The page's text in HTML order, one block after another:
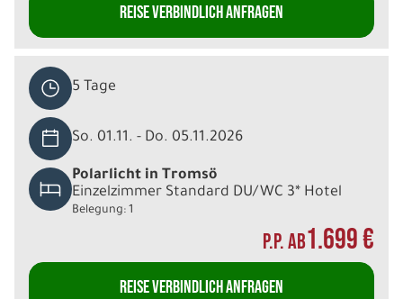
REISE VERBINDLICH ANFRAGEN
5 Tage
So. 01.11. - Do. 05.11.2026
Polarlicht in Tromsö
Einzelzimmer Standard DU/WC 3* Hotel
Belegung: 1
P.P. AB1.699 €
REISE VERBINDLICH ANFRAGEN